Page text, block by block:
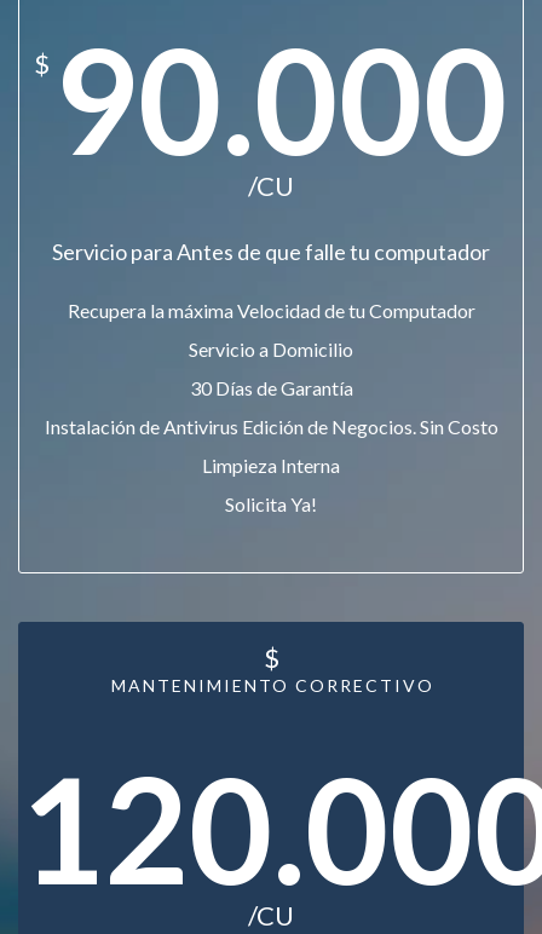
$ 90.000
/CU
Servicio para Antes de que falle tu computador
Recupera la máxima Velocidad de tu Computador
Servicio a Domicilio
30 Días de Garantía
Instalación de Antivirus Edición de Negocios. Sin Costo
Limpieza Interna
Solicita Ya!
MANTENIMIENTO CORRECTIVO
$
/CU